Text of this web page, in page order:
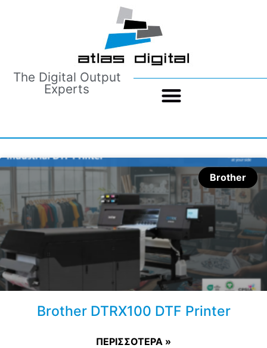
The Digital Output
Experts
Brother
Brother DTRX100 DTF Printer
ΠΕΡΙΣΣΟΤΕΡΑ »